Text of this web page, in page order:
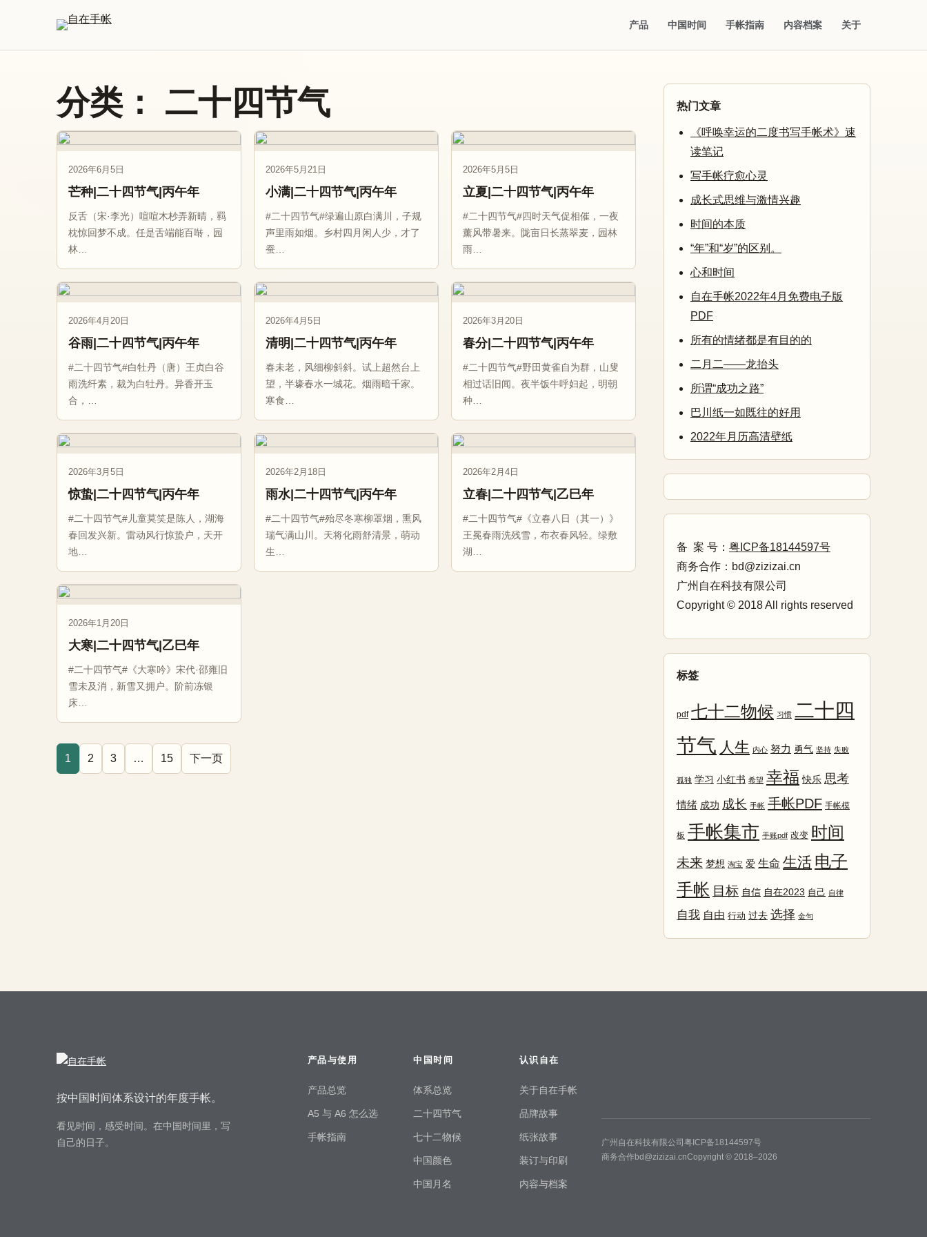
产品 中国时间 手帐指南 内容档案 关于
分类： 二十四节气
2026年6月5日
芒种|二十四节气|丙午年
反舌（宋·李光）喧喧木杪弄新晴，羁
枕惊回梦不成。任是舌端能百啭，园
林…
2026年5月21日
小满|二十四节气|丙午年
#二十四节气#绿遍山原白满川，子规
声里雨如烟。乡村四月闲人少，才了
蚕…
2026年5月5日
立夏|二十四节气|丙午年
#二十四节气#四时天气促相催，一夜
薰风带暑来。陇亩日长蒸翠麦，园林
雨…
2026年4月20日
谷雨|二十四节气|丙午年
#二十四节气#白牡丹（唐）王贞白谷
雨洗纤素，裁为白牡丹。异香开玉
合，…
2026年4月5日
清明|二十四节气|丙午年
春未老，风细柳斜斜。试上超然台上
望，半壕春水一城花。烟雨暗千家。
寒食…
2026年3月20日
春分|二十四节气|丙午年
#二十四节气#野田黄雀自为群，山叟
相过话旧闻。夜半饭牛呼妇起，明朝
种…
2026年3月5日
惊蛰|二十四节气|丙午年
#二十四节气#儿童莫笑是陈人，湖海
春回发兴新。雷动风行惊蛰户，天开
地…
2026年2月18日
雨水|二十四节气|丙午年
#二十四节气#殆尽冬寒柳罩烟，熏风
瑞气满山川。天将化雨舒清景，萌动
生…
2026年2月4日
立春|二十四节气|乙巳年
#二十四节气#《立春八日（其一）》
王冕春雨洗残雪，布衣春风轻。绿敷
湖…
2026年1月20日
大寒|二十四节气|乙巳年
#二十四节气#《大寒吟》宋代·邵雍旧
雪未及消，新雪又拥户。阶前冻银
床…
1 2 3 … 15 下一页
热门文章
《呼唤幸运的二度书写手帐术》速
读笔记
写手帐疗愈心灵
成长式思维与激情兴趣
时间的本质
“年”和“岁”的区别。
心和时间
自在手帐2022年4月免费电子版
PDF
所有的情绪都是有目的的
二月二——龙抬头
所谓“成功之路”
巴川纸一如既往的好用
2022年月历高清壁纸
备 案 号： 粤ICP备18144597号
商务合作：bd@zizizai.cn
广州自在科技有限公司
Copyright © 2018 All rights reserved
标签
pdf 七十二物候 习惯 二十四
节气 人生 内心 努力 勇气 坚持 失败
孤独 学习 小红书 希望 幸福 快乐 思考
情绪 成功 成长 手帐 手帐PDF 手帐模
板 手帐集市 手账pdf 改变 时间
未来 梦想 淘宝 爱 生命 生活 电子
手帐 目标 自信 自在2023 自己 自律
自我 自由 行动 过去 选择 金句
按中国时间体系设计的年度手帐。
看见时间，感受时间。在中国时间里，写
自己的日子。
产品与使用
产品总览
A5 与 A6 怎么选
手帐指南
中国时间
体系总览
二十四节气
七十二物候
中国颜色
中国月名
认识自在
关于自在手帐
品牌故事
纸张故事
装订与印刷
内容与档案
广州自在科技有限公司粤ICP备18144597号
商务合作bd@zizizai.cnCopyright © 2018–2026